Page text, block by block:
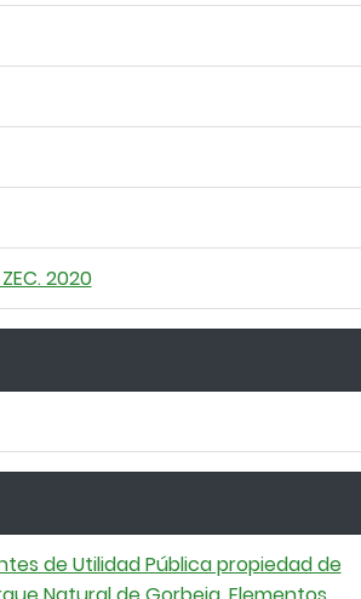
2020
de Utilidad Pública propiedad de